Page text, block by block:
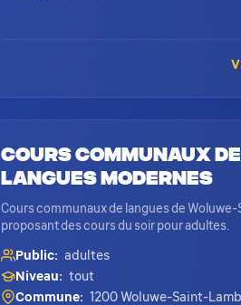
Cours Communaux de
Langues Modernes
Cours communaux de langues de
proposant des cours du soir pour adultes.
Public: adultes
Niveau: tout
Commune: 1200 Woluwe-Saint-